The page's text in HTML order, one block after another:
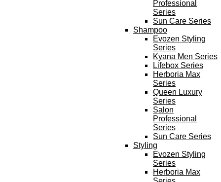
Professional
Series
Sun Care Series
Shampoo
Evozen Styling
Series
Kyana Men Series
Lifebox Series
Herboria Max
Series
Queen Luxury
Series
Salon
Professional
Series
Sun Care Series
Styling
Evozen Styling
Series
Herboria Max